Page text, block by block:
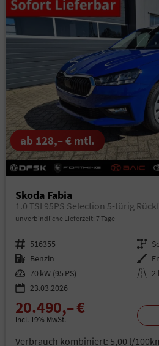
ab 128,– € mtl.
Skoda Fabia
unverbindliche Lieferzeit: 7 Tage
Fahrzeugnr. 516355 Getriebe
Kraftstoff Benzin Außenfarbe
Leistung 70 kW (95 PS) Kilometerstand 2
23.03.2026
20.490,– €
incl. 19% MwSt.
Verbrauch kombiniert: 5,00 l/